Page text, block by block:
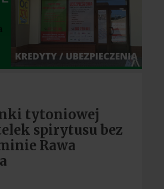
tytoniowej
spirytusu bez
Rawa